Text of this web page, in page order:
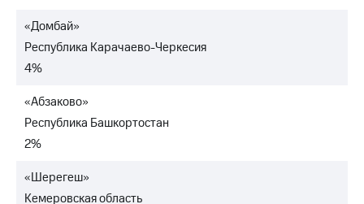
«Домбай»
Республика Карачаево-Черкесия
4%
«Абзаково»
Республика Башкортостан
2%
«Шерегеш»
Кемеровская область